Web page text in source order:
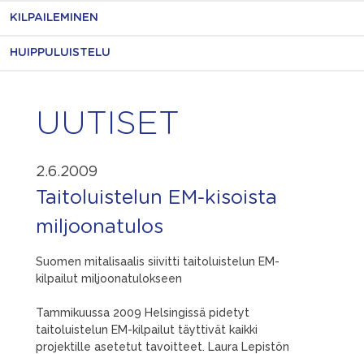
KILPAILEMINEN
HUIPPULUISTELU
UUTISET
2.6.2009
Taitoluistelun EM-kisoista
miljoonatulos
Suomen mitalisaalis siivitti taitoluistelun EM-
kilpailut miljoonatulokseen
Tammikuussa 2009 Helsingissä pidetyt
taitoluistelun EM-kilpailut täyttivät kaikki
projektille asetetut tavoitteet. Laura Lepistön